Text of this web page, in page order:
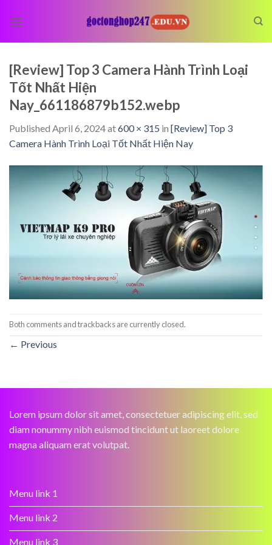
[Review] Top 3 Camera Hành Trình Loại
Tốt Nhất Hiện
Nay_661186879b152.webp
Published April 6, 2024at600 × 315 in [Review] Top 3
Camera Hành Trình Loại Tốt Nhất Hiện Nay
Both comments and trackbacks are currently closed.
← Previous
Lorem ipsum dolor sit amet, consectetuer adipiscing elit, sed
diam nonummy nibh euismod tincidunt ut laoreet dolore
magna aliquam erat volutpat.
Menu link 1
Menu link 2
Menu link 3